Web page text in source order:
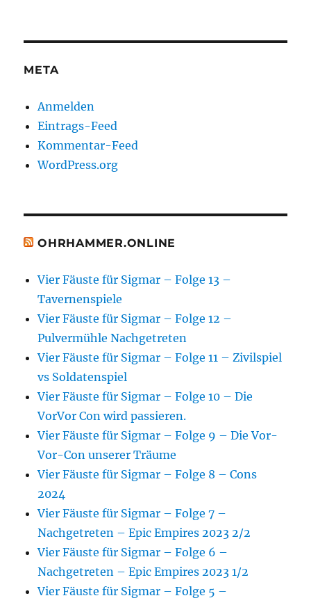
META
Anmelden
Eintrags-Feed
Kommentar-Feed
WordPress.org
OHRHAMMER.ONLINE
Vier Fäuste für Sigmar – Folge 13 –
Tavernenspiele
Vier Fäuste für Sigmar – Folge 12 –
Pulvermühle Nachgetreten
Vier Fäuste für Sigmar – Folge 11 – Zivilspiel
vs Soldatenspiel
Vier Fäuste für Sigmar – Folge 10 – Die
VorVor Con wird passieren.
Vier Fäuste für Sigmar – Folge 9 – Die Vor-
Vor-Con unserer Träume
Vier Fäuste für Sigmar – Folge 8 – Cons
2024
Vier Fäuste für Sigmar – Folge 7 –
Nachgetreten – Epic Empires 2023 2/2
Vier Fäuste für Sigmar – Folge 6 –
Nachgetreten – Epic Empires 2023 1/2
Vier Fäuste für Sigmar – Folge 5 –